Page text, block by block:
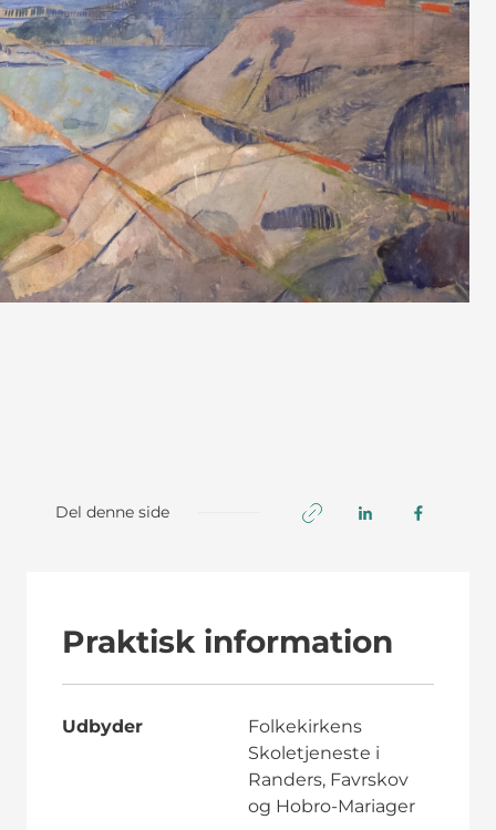
Del denne side
Praktisk information
Udbyder
Folkekirkens
Skoletjeneste i
Randers, Favrskov
og Hobro-Mariager